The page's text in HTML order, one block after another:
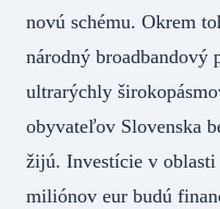
novú schému. Okrem
národný
ultrarýchly
obyvateľov Slovenska
žijú. Investície v
miliónov eur budú